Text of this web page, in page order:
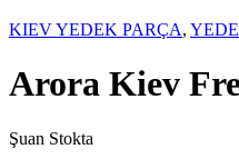
KIEV YEDEK PARÇA,
Arora Kiev
Şuan Stokta